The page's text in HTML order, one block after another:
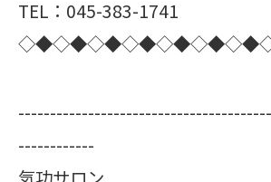
TEL：045-383-1741
------------